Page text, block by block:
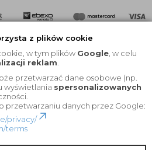
z plików cookie
w tym plików Google , w celu
reklam
przetwarzać dane osobowe (np.
wyświetlania spersonalizowanych
przetwarzaniu danych przez Google:
privacy/
terms
Zastrzeżone |KEYfabrics
sklepu: